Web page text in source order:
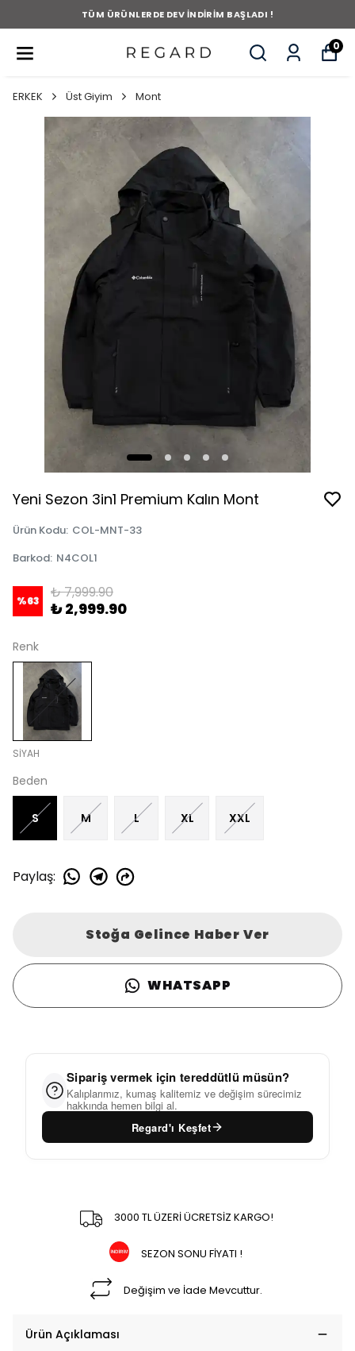
TÜM ÜRÜNLERDE DEV İNDİRİM BAŞLADI !
0
ERKEK Üst Giyim Mont
Yeni Sezon 3in1 Premium Kalın Mont
Ürün Kodu: COL-MNT-33
Barkod: N4COL1
%63 ₺ 7,999.90
₺ 2,999.90
Renk
SİYAH
Beden
S M L XL XXL
Paylaş:
Stoğa Gelince Haber Ver
WHATSAPP
Sipariş vermek için tereddütlü müsün?
Kalıplarımız, kumaş kalitemiz ve değişim sürecimiz
hakkında hemen bilgi al.
Regard'ı Keşfet
3000 TL ÜZERİ ÜCRETSİZ KARGO!
SEZON SONU FİYATI !
Değişim ve İade Mevcuttur.
Ürün Açıklaması